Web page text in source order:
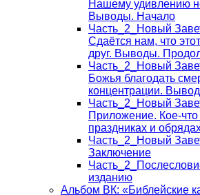
Нашему удивлению
Выводы. Начало
Часть_2_Новый
Сдаётся нам, что
друг. Выводы.
Часть_2_Новый
Божья благодать
концентрации.
Часть_2_Новый
Приложение. Кое-
праздниках и
Часть_2_Новый
Заключение
изданию
Альбом ВК: «Библейские